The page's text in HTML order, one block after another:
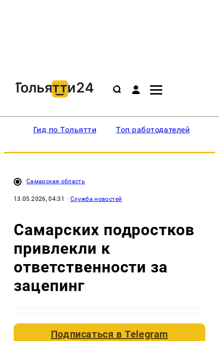
Гид по Тольятти Топ работодателей
Самарская область
13.05.2026, 04:31 · Служба новостей
Самарских подростков
привлекли к
ответственности за
зацепинг
Подписаться вTelegram